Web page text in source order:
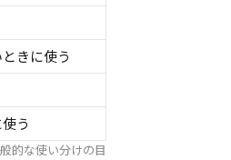
きに使う
う
的な使い分けの目